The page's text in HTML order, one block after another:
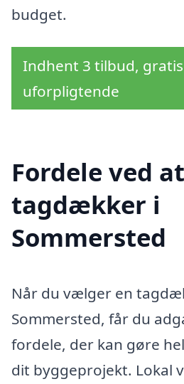
budget.
Indhent 3 tilbud,
uforpligtende
Fordele ved
tagdækker i
Sommersted
Når du vælger en
Sommersted, får du
fordele, der kan gøre
dit byggeprojekt. Lokal